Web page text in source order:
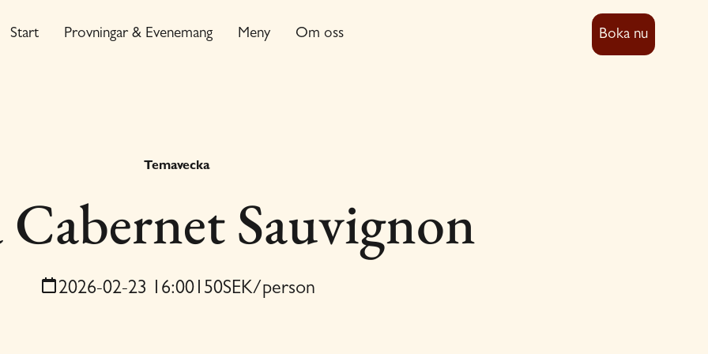
Start Provningar & Evenemang Meny Om oss Boka nu
Temavecka
Cabernet Sauvignon
2026-02-23 16:00150SEK/person